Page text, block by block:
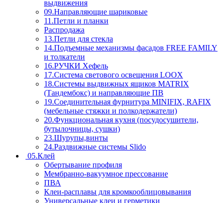
выдвижения
09.Направляющие шариковые
11.Петли и планки
Распродажа
13.Петли для стекла
14.Подъемные механизмы фасадов FREE FAMILY
и толкатели
16.РУЧКИ Хефель
17.Система светового освещения LOOX
18.Системы выдвижных ящиков MATRIX
(Тандембокс) и направляющие ПВ
19.Соединительная фурнитура MINIFIX, RAFIX
(мебельные стяжки и полкодержатели)
20.Функциональная кухня (посудосушители,
бутылочницы, сушки)
23.Шурупы,винты
24.Раздвижные системы Slido
05.Клей
Обертывание профиля
Мембранно-вакуумное прессование
ПВА
Клеи-расплавы для кромкооблицовывания
Универсальные клеи и герметики